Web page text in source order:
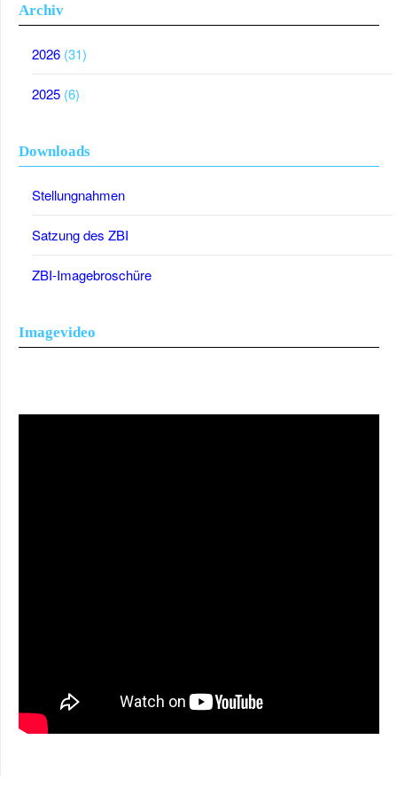
Archiv
2026 (31)
2025 (6)
Downloads
Stellungnahmen
Satzung des ZBI
ZBI-Imagebroschüre
Imagevideo